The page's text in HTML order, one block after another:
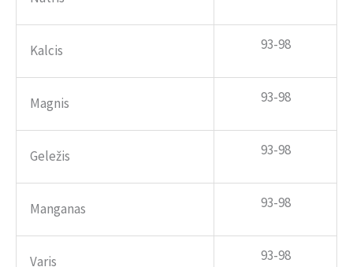
Kalcis 93-98
Magnis 93-98
Geležis 93-98
Manganas 93-98
Varis 93-98